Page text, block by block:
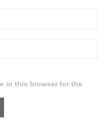
in this browser for the